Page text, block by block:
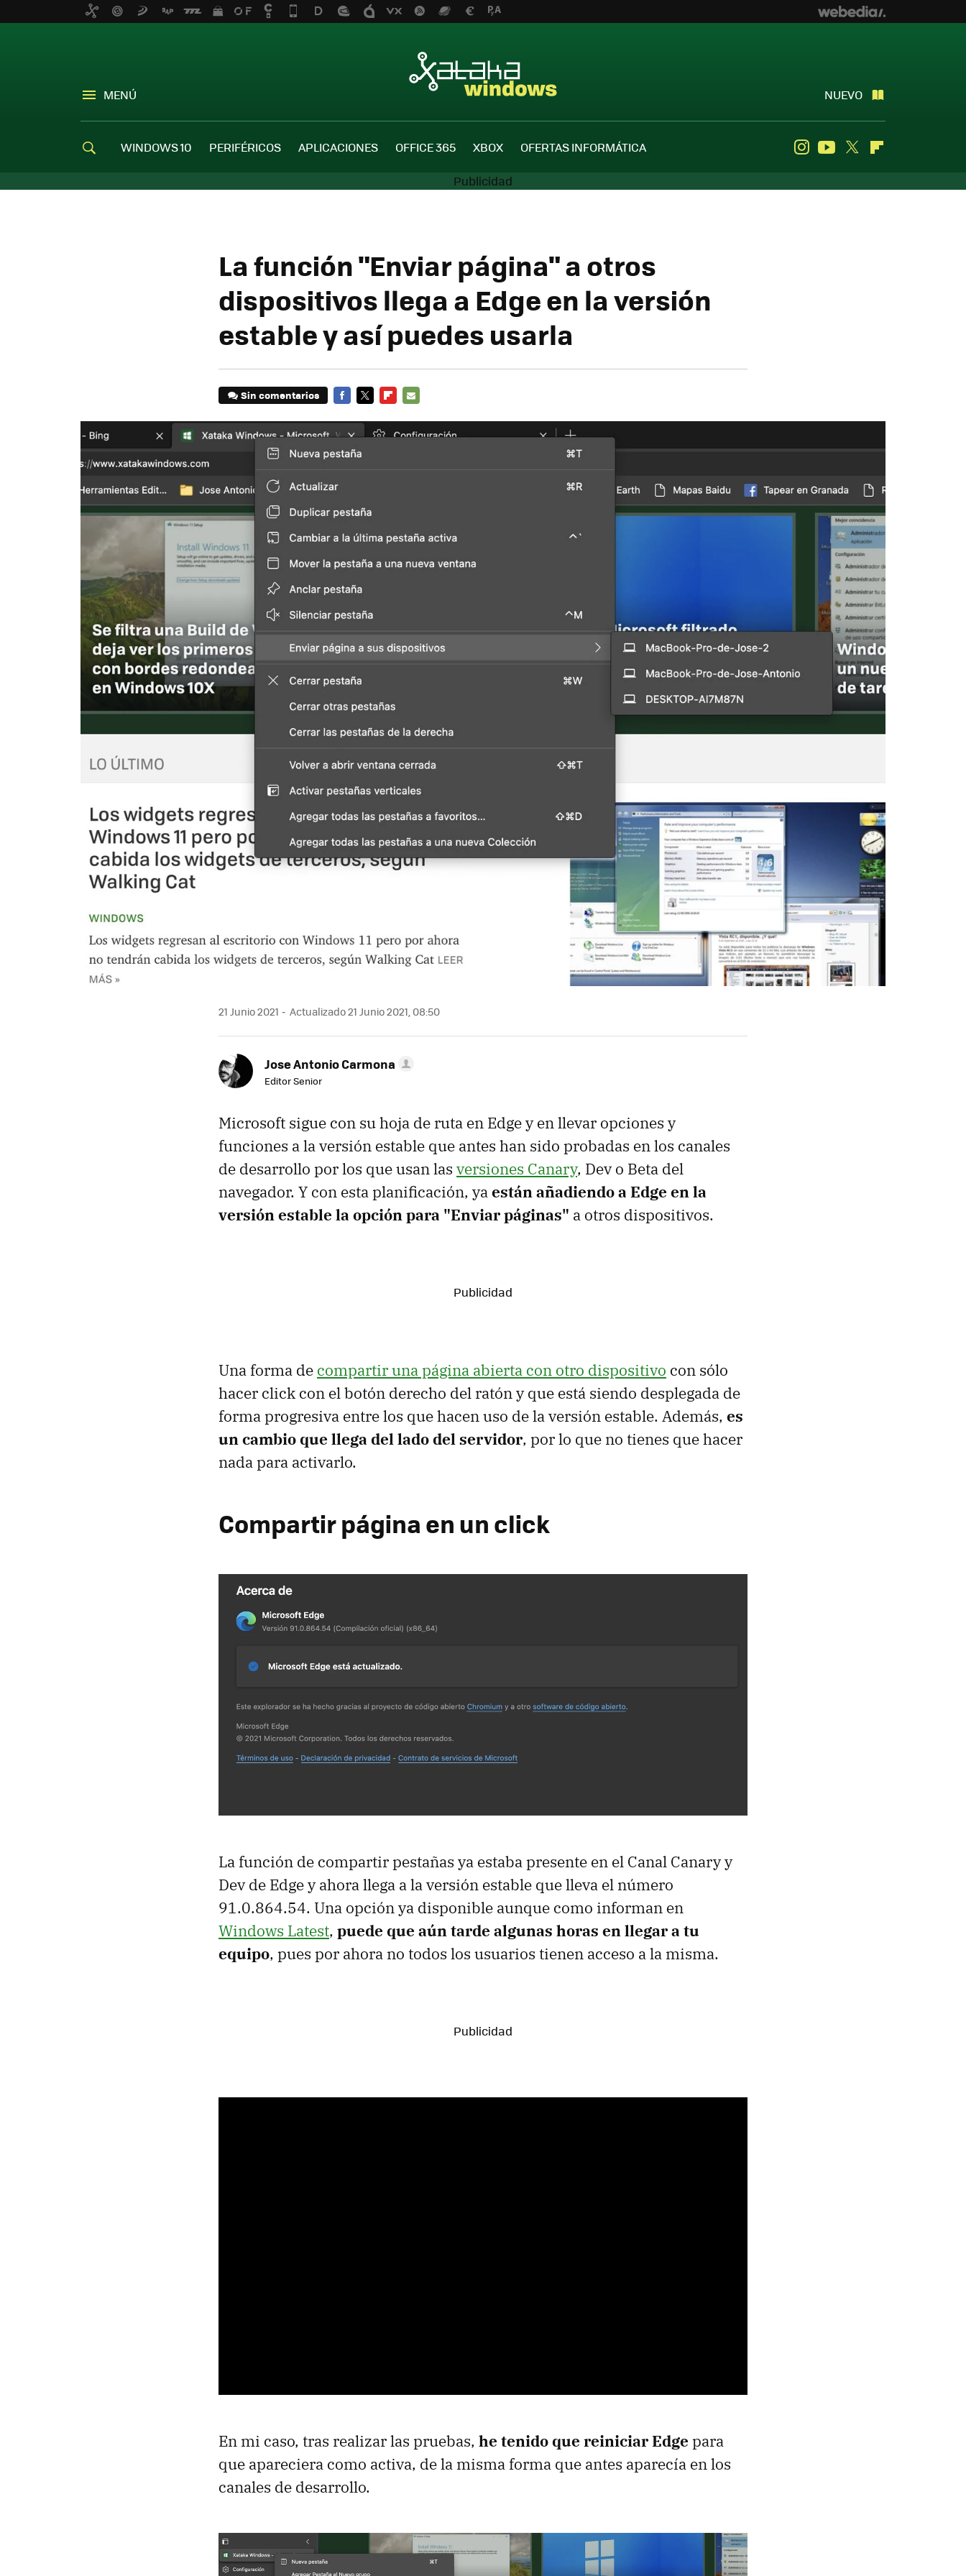
MENÚ NUEVO
WINDOWS 10 PERIFÉRICOS APLICACIONES OFFICE 365 XBOX OFERTAS INFORMÁTICA InstagramYoutube
Twitter
La función "Enviar página" a otros
dispositivos llega a Edge en la versión
estable y así puedes usarla
Sin comentarios
MAIL
21 Junio 2021 Actualizado 21 Junio 2021, 08:50
Jose Antonio Carmona
Editor Senior
Microsoft sigue con su hoja de ruta en Edge y en llevar opciones y
funciones a la versión estable que antes han sido probadas en los canales
de desarrollo por los que usan las versiones Canary, Dev o Beta del
navegador. Y con esta planificación, yaestán añadiendo a Edge en la
versión estable la opción para "Enviar páginas" a otros dispositivos.
Una forma de compartir una página abierta con otro dispositivo con sólo
hacer click con el botón derecho del ratón y que está siendo desplegada de
forma progresiva entre los que hacen uso de la versión estable. Además, es
un cambio que llega del lado del servidor, por lo que no tienes que hacer
nada para activarlo.
Compartir página en un click
La función de compartir pestañas ya estaba presente en el Canal Canary y
Dev de Edge y ahora llega a la versión estable que lleva el número
91.0.864.54. Una opción ya disponible aunque como informan en
Windows Latest, puede que aún tarde algunas horas en llegar a tu
equipo, pues por ahora no todos los usuarios tienen acceso a la misma.
En mi caso, tras realizar las pruebas, he tenido que reiniciar Edge para
que apareciera como activa, de la misma forma que antes aparecía en los
canales de desarrollo.